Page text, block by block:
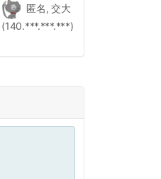
匿名, 交大
(140.***.***.***)